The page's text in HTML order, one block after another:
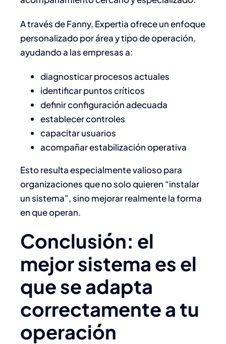
A través de Fanny, Expertia ofrece un enfoque
personalizado por área y tipo de operación,
ayudando a las empresas a:
diagnosticar procesos actuales
identificar puntos críticos
definir configuración adecuada
establecer controles
capacitar usuarios
acompañar estabilización operativa
Esto resulta especialmente valioso para
organizaciones que no solo quieren “instalar
un sistema”, sino mejorar realmente la forma
en que operan.
Conclusión: el
mejor sistema es el
que se adapta
correctamente a tu
operación